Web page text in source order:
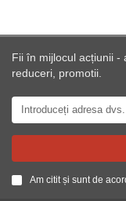
Fii în mijlocul acțiunii -
reduceri, promotii.
Am citit și sunt de